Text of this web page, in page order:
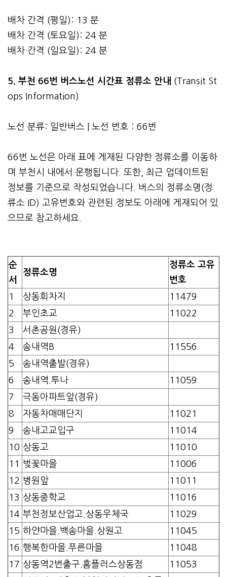
배차 간격 (평일): 13 분
배차 간격 (토요일): 24 분
배차 간격 (일요일): 24 분
5. 부천 66번 버스노선 시간표 정류소 안내 (Transit St
ops Information)
노선 분류: 일반버스 | 노선 번호 : 66번
66번 노선은 아래 표에 게재된 다양한 정류소를 이동하
며 부천시 내에서 운행됩니다. 또한, 최근 업데이트된
정보를 기준으로 작성되었습니다. 버스의 정류소명(정
류소 ID) 고유번호와 관련된 정보도 아래에 게재되어 있
으므로 참고하세요.
순
서
정류소명
정류소 고유
번호
1
상동회차지
11479
2
부인초교
11022
3
서촌공원(경유)
4
송내역B
11556
5
송내역출발(경유)
6
송내역.투나
11059
7
극동아파트앞(경유)
8
자동차매매단지
11021
9
송내고교입구
11014
10 상동고
11010
11
벚꽃마을
11006
12 병원앞
11011
13 상동중학교
11016
14 부천정보산업고.상동우체국
11029
15 하얀마을.백송마을.상원고
11045
16 행복한마을.푸른마을
11048
17 상동역2번출구.홈플러스상동점
11053